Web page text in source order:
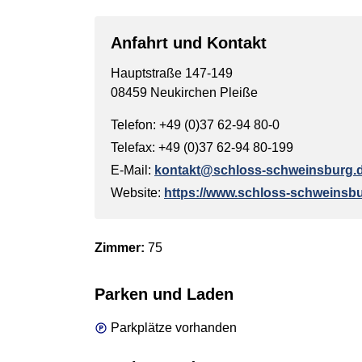
Anfahrt und Kontakt
Hauptstraße 147-149
08459 Neukirchen Pleiße
Telefon: +49 (0)37 62-94 80-0
Telefax: +49 (0)37 62-94 80-199
E-Mail: kontakt@schloss-
Website: https://www.schloss-
Zimmer: 75
Parken und Laden
Parkplätze vorhanden